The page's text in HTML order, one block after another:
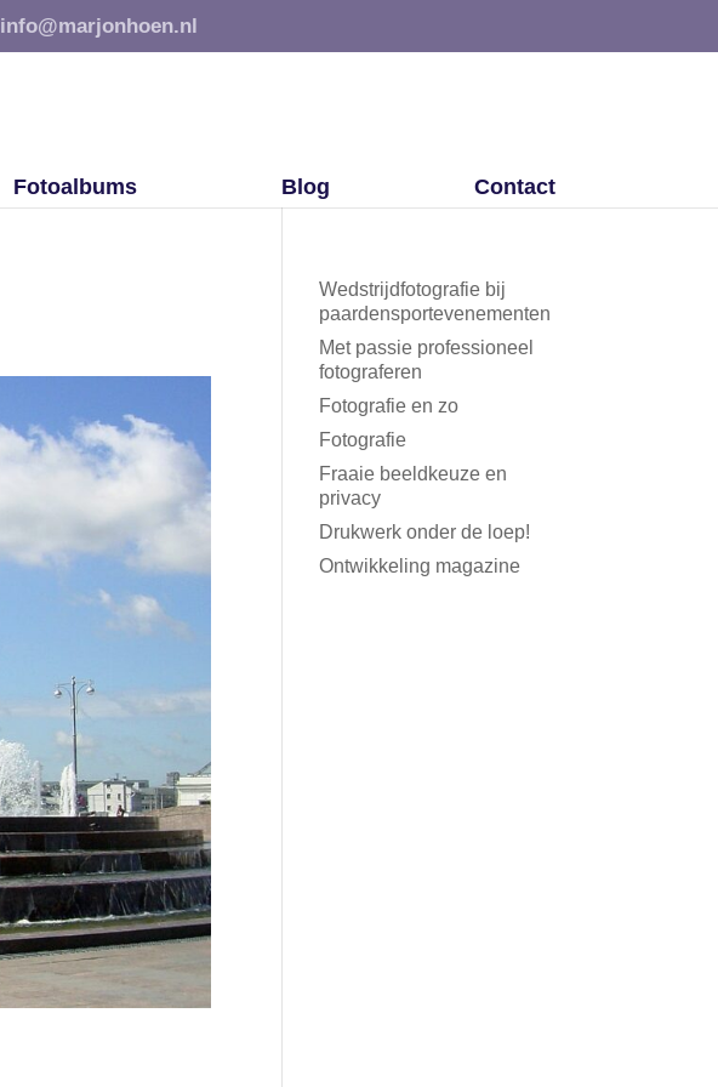
info@marjonhoen.nl
Fotoalbums Blog Contact
Wedstrijdfotografie bij
paardensportevenementen
Met passie professioneel
fotograferen
Fotografie en zo
Fotografie
Fraaie beeldkeuze en
privacy
Drukwerk onder de loep!
Ontwikkeling magazine